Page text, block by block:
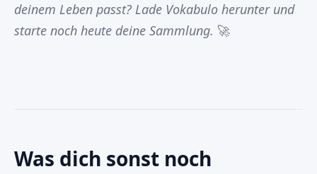
deinem Leben passt? Lade Vokabulo herunter und
starte noch heute deine Sammlung. 🚀
Was dich sonst noch